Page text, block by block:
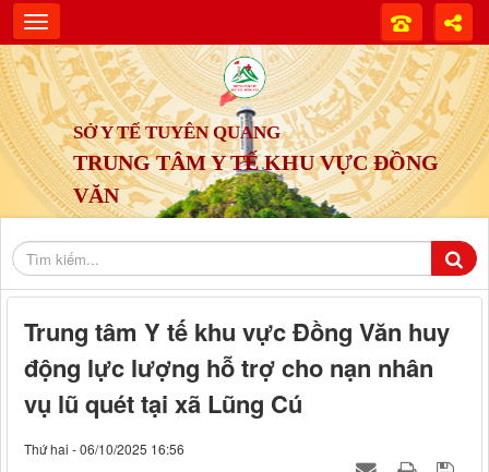
SỞ Y TẾ TUYÊN QUANG
TRUNG TÂM Y TẾ KHU VỰC ĐỒNG
VĂN
Trung tâm Y tế khu vực Đồng Văn huy
động lực lượng hỗ trợ cho nạn nhân
vụ lũ quét tại xã Lũng Cú
Thứ hai - 06/10/2025 16:56